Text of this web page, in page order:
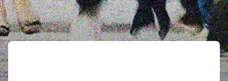
An interdependence,